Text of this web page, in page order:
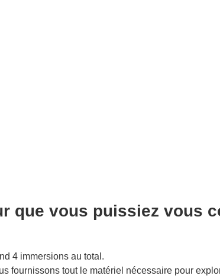
que vous puissiez vous
4 immersions au total.
fournissons tout le matériel nécessaire pour